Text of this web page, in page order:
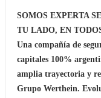
SOMOS EXPERTA
TU LADO, EN
Una compañía de
capitales 100%
amplia trayectoria y
Grupo Werthein.